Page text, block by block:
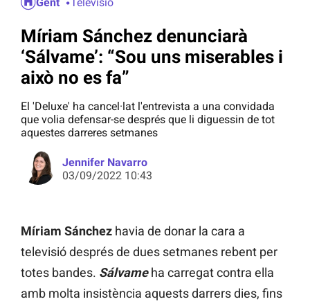
Míriam Sánchez denunciarà
‘Sálvame’: “Sou uns miserables i
això no es fa”
El 'Deluxe' ha cancel·lat l'entrevista a una convidada
que volia defensar-se després que li diguessin de tot
aquestes darreres setmanes
Jennifer Navarro
03/09/2022 10:43
Míriam Sánchez havia de donar la cara a
televisió després de dues setmanes rebent per
totes bandes. Sálvameha carregat contra ella
amb molta insistència aquests darrers dies, fins